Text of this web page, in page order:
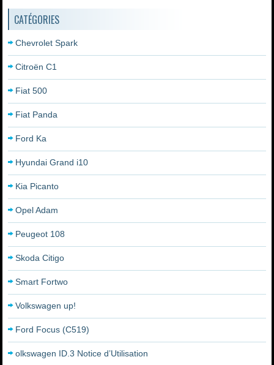
CATÉGORIES
Chevrolet Spark
Citroën C1
Fiat 500
Fiat Panda
Ford Ka
Hyundai Grand i10
Kia Picanto
Opel Adam
Peugeot 108
Skoda Citigo
Smart Fortwo
Volkswagen up!
Ford Focus (C519)
olkswagen ID.3 Notice d’Utilisation